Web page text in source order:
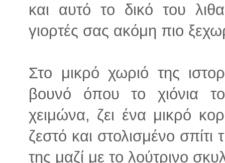
και αυτό το δικό του
γιορτές σας ακόμη πιο
Στο μικρό χωριό της
βουνό όπου το χιόνια
χειμώνα, ζει ένα μικρό
ζεστό και στολισμένο σπίτι
της μαζί με το λούτρινο